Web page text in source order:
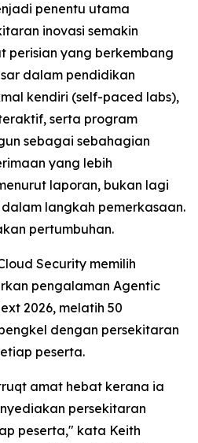
penentu utama
inovasi semakin
perisian yang berkembang
dalam pendidikan
kendiri (self-paced labs),
serta program
sebagai sebahagian
yang lebih
laporan, bukan lagi
langkah pemerkasaan.
pertumbuhan.
Security memilih
pengalaman Agentic
2026, melatih 50
dengan persekitaran
peserta.
amat hebat kerana ia
persekitaran
peserta," kata Keith